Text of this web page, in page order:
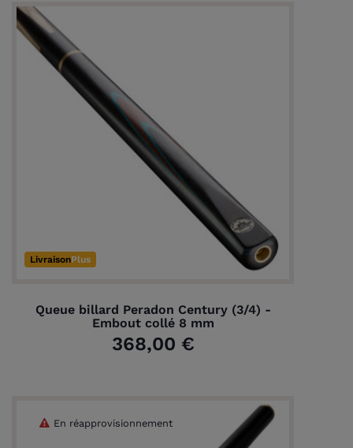
LivraisonPlus
Queue billard Peradon Century (3/4) -
Embout collé 8 mm
368,00 €
En réapprovisionnement